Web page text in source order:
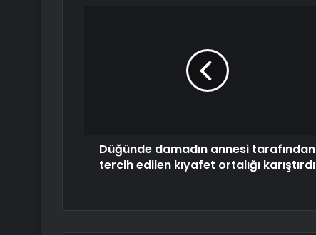
Düğünde damadın annesi tarafından
tercih edilen kıyafet ortalığı karıştırdı